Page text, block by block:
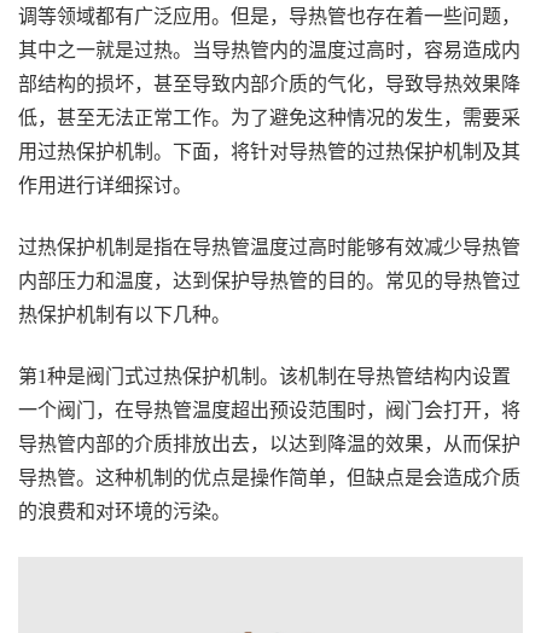
调等领域都有广泛应用。但是，导热管也存在着一些问题，
其中之一就是过热。当导热管内的温度过高时，容易造成内
部结构的损坏，甚至导致内部介质的气化，导致导热效果降
低，甚至无法正常工作。为了避免这种情况的发生，需要采
用过热保护机制。下面，将针对导热管的过热保护机制及其
作用进行详细探讨。
过热保护机制是指在导热管温度过高时能够有效减少导热管
内部压力和温度，达到保护导热管的目的。常见的导热管过
热保护机制有以下几种。
第1种是阀门式过热保护机制。该机制在导热管结构内设置
一个阀门，在导热管温度超出预设范围时，阀门会打开，将
导热管内部的介质排放出去，以达到降温的效果，从而保护
导热管。这种机制的优点是操作简单，但缺点是会造成介质
的浪费和对环境的污染。